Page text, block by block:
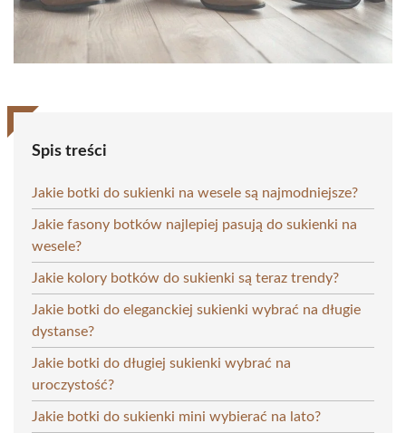
Spis treści
Jakie botki do sukienki na wesele są najmodniejsze?
Jakie fasony botków najlepiej pasują do sukienki na
wesele?
Jakie kolory botków do sukienki są teraz trendy?
Jakie botki do eleganckiej sukienki wybrać na długie
dystanse?
Jakie botki do długiej sukienki wybrać na
uroczystość?
Jakie botki do sukienki mini wybierać na lato?